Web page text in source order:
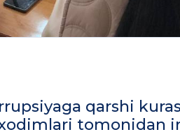
qarshi
tomonidan